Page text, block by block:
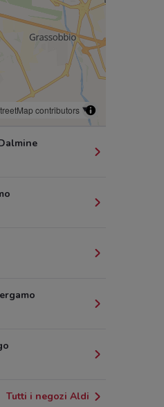
contributors
Tutti i negozi Aldi